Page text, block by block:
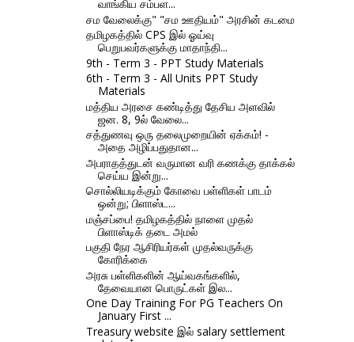
வாங்கிய சம்பள...
சம வேலைக்கு" "சம ஊதியம்" அரசின் கடமை
தமிழகத்தில் CPS இல் ஓய்வு
பெறுபவர்களுக்கு மாதாந்தி...
9th - Term 3 - PPT Study Materials
6th - Term 3 - All Units PPT Study
Materials
மத்திய அரசை கண்டித்து தேசிய அளவில்
ஜன. 8, 9ல் வேலை...
சத்துணவு ஒரு தலைமுறையின் ஏக்கம்! -
அதை அழிப்பதுதான...
அபராதத்துடன் வருமான வரி கணக்கு தாக்கல்
செய்ய இன்று...
சொல்லியடிக்கும் கோவை பள்ளிகள் பாடம்
ஒன்று; பிளாஸ்ட...
மஞ்சப்பை! தமிழகத்தில் நாளை முதல்
பிளாஸ்டிக் தடை அமல்
பகுதி நேர ஆசிரியர்கள் முதல்வருக்கு
கோரிக்கை
அரசு பள்ளிகளின் ஆய்வகங்களில்,
தேவையான பொருட்கள் இல...
One Day Training For PG Teachers On
January First ...
Treasury website இல் salary settlement